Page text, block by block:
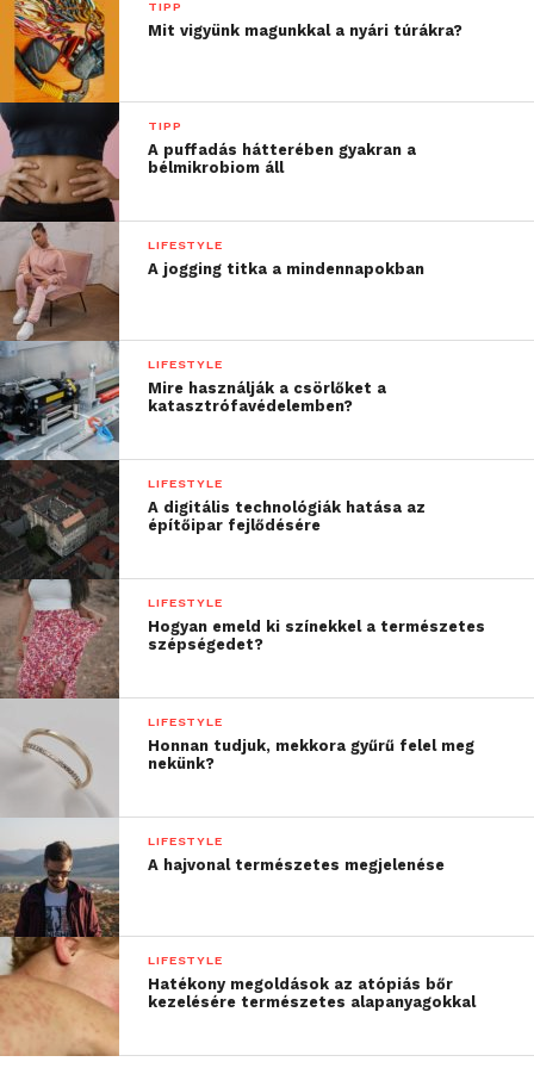
TIPP
Mit vigyünk magunkkal a nyári túrákra?
TIPP
A puffadás hátterében gyakran a
bélmikrobiom áll
LIFESTYLE
A jogging titka a mindennapokban
LIFESTYLE
Mire használják a csörlőket a
katasztrófavédelemben?
LIFESTYLE
A digitális technológiák hatása az
építőipar fejlődésére
LIFESTYLE
Hogyan emeld ki színekkel a természetes
szépségedet?
LIFESTYLE
Honnan tudjuk, mekkora gyűrű felel meg
nekünk?
LIFESTYLE
A hajvonal természetes megjelenése
LIFESTYLE
Hatékony megoldások az atópiás bőr
kezelésére természetes alapanyagokkal